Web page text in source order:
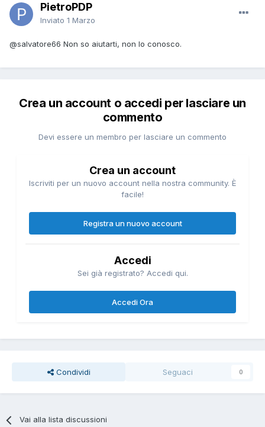
PietroPDP
Inviato 1 Marzo
@salvatore66 Non so aiutarti, non lo conosco.
Crea un account o accedi per lasciare un
commento
Devi essere un membro per lasciare un commento
Crea un account
Iscriviti per un nuovo account nella nostra community. È
facile!
Registra un nuovo account
Accedi
Sei già registrato? Accedi qui.
Accedi Ora
Condividi Seguaci 0
Vai alla lista discussioni